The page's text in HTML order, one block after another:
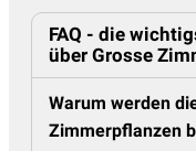
FAQ - die
über Grosse
Warum werden
Zimmerpflanzen